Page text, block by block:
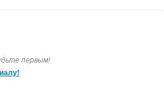
первым!